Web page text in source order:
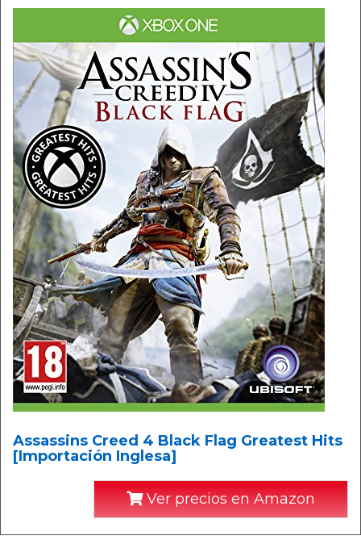
Assassins Creed 4 Black Flag Greatest Hits
[Importación Inglesa]
Ver precios en Amazon